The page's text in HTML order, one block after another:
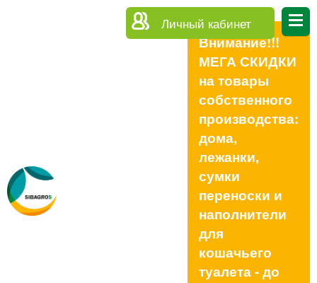
Личный кабинет
Внимание!!!
МЕГА СКИДКИ
на товары
собственного
производства:
дома,
лежанки,
сумки
переноски и
наполнители
для
кошачьего
туалета - до